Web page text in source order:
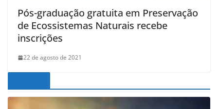
Pós-graduação gratuita em Preservação
de Ecossistemas Naturais recebe
inscrições
22 de agosto de 2021